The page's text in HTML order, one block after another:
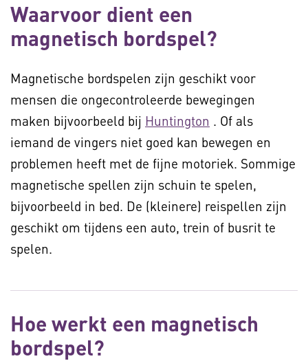
Waarvoor dient een
magnetisch bordspel?
Magnetische bordspelen zijn geschikt voor
mensen die ongecontroleerde bewegingen
maken bijvoorbeeld bij Huntington . Of als
iemand de vingers niet goed kan bewegen en
problemen heeft met de fijne motoriek. Sommige
magnetische spellen zijn schuin te spelen,
bijvoorbeeld in bed. De (kleinere) reispellen zijn
geschikt om tijdens een auto, trein of busrit te
spelen.
Hoe werkt een magnetisch
bordspel?